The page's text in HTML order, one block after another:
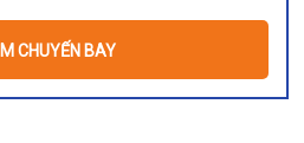
CHUYẾN BAY